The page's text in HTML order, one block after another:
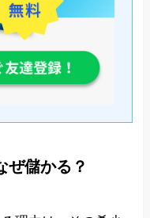
ぜ儲かる？